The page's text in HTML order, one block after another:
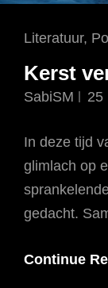
Cat
Literatuur,
Kerst
SabiSM 25
In deze tijd
glimlach op
gedacht.
Continue